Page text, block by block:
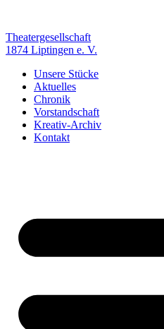
springen
Theatergesellschaft
1874 Liptingen e. V.
Unsere Stücke
Aktuelles
Chronik
Vorstandschaft
Kreativ-Archiv
Kontakt